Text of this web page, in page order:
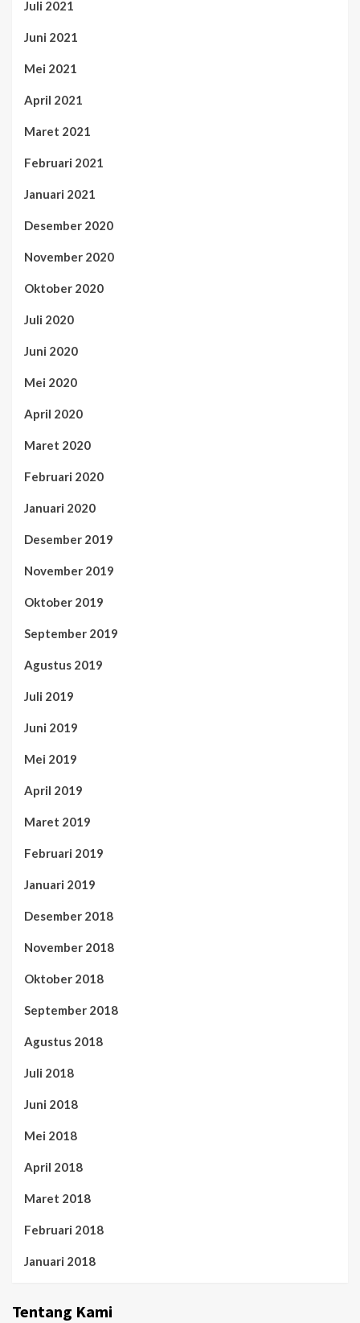
Juli 2021
Juni 2021
Mei 2021
April 2021
Maret 2021
Februari 2021
Januari 2021
Desember 2020
November 2020
Oktober 2020
Juli 2020
Juni 2020
Mei 2020
April 2020
Maret 2020
Februari 2020
Januari 2020
Desember 2019
November 2019
Oktober 2019
September 2019
Agustus 2019
Juli 2019
Juni 2019
Mei 2019
April 2019
Maret 2019
Februari 2019
Januari 2019
Desember 2018
November 2018
Oktober 2018
September 2018
Agustus 2018
Juli 2018
Juni 2018
Mei 2018
April 2018
Maret 2018
Februari 2018
Januari 2018
Tentang Kami